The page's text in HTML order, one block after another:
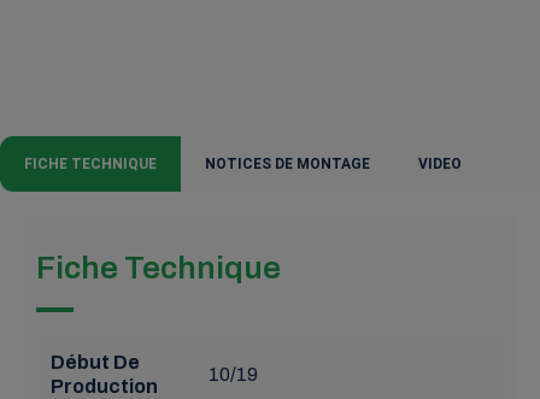
FICHE TECHNIQUE NOTICES DE MONTAGE VIDEO
Fiche Technique
Début De
Production
10/19